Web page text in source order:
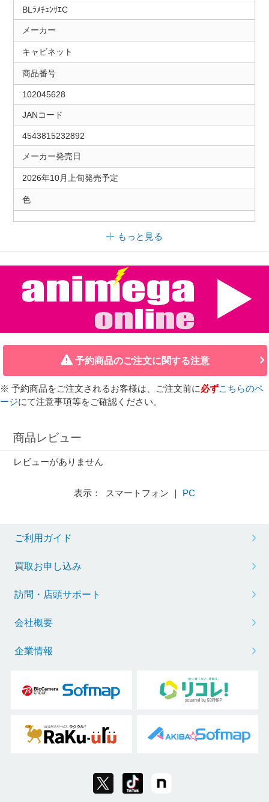
BLﾗﾒﾁｪﾝｻｴC
メーカー
キャビネット
商品番号
102045628
JANコード
4543815232892
メーカー発売日
2026年10月上旬発売予定
色
もっと見る
予約商品のご注文に関する注意
※ 予約商品をご注文されるお客様は、ご注文前に必ずこちらのペ
ージにて注意事項等をご確認ください。
商品レビュー
レビューがありません
表示： スマートフォン ｜ PC
ご利用ガイド
買取お申し込み
訪問・店頭サポート
会社概要
企業情報